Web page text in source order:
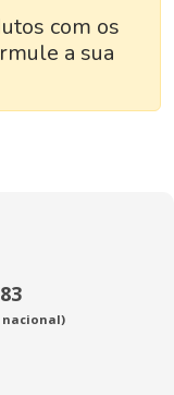
com os
a sua
nacional)